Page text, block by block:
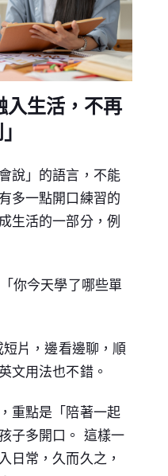
入生活，不再
說」的語言，不能
多一點開口練習的
生活的一部分，例
你今天學了哪些單
片，邊看邊聊，順
文用法也不錯。
重點是「陪著一起
子多開口。 這樣一
日常，久而久之，